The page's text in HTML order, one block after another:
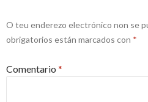
O teu enderezo electrónico non se
obrigatorios están marcados con *
Comentario *